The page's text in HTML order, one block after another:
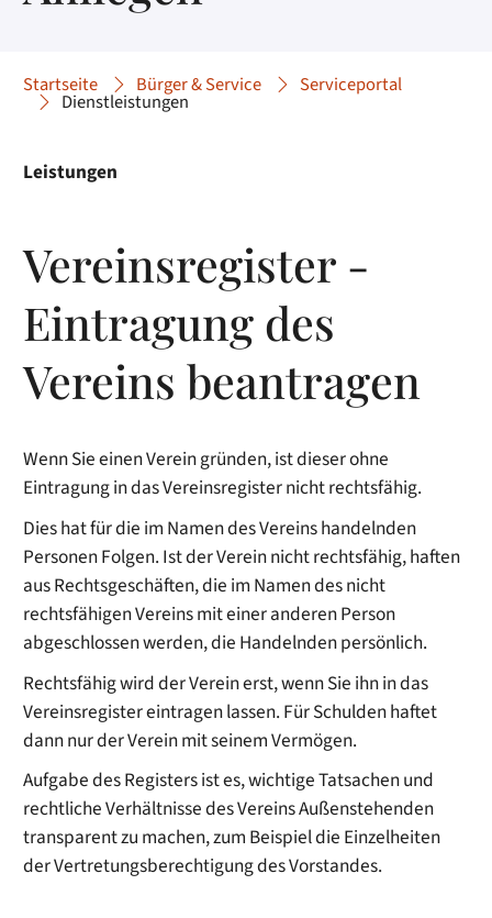
Startseite Bürger & Service Serviceportal
Dienstleistungen
Leistungen
Vereinsregister -
Eintragung des
Vereins beantragen
Wenn Sie einen Verein gründen, ist dieser ohne
Eintragung in das Vereinsregister nicht rechtsfähig.
Dies hat für die im Namen des Vereins handelnden
Personen Folgen. Ist der Verein nicht rechtsfähig, haften
aus Rechtsgeschäften, die im Namen des nicht
rechtsfähigen Vereins mit einer anderen Person
abgeschlossen werden, die Handelnden persönlich.
Rechtsfähig wird der Verein erst, wenn Sie ihn in das
Vereinsregister eintragen lassen. Für Schulden haftet
dann nur der Verein mit seinem Vermögen.
Aufgabe des Registers ist es, wichtige Tatsachen und
rechtliche Verhältnisse des Vereins Außenstehenden
transparent zu machen, zum Beispiel die Einzelheiten
der Vertretungsberechtigung des Vorstandes.